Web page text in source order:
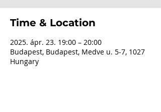
Time & Location
2025. ápr. 23. 19:00 – 20:00
Budapest, Budapest, Medve u. 5-7, 1027
Hungary